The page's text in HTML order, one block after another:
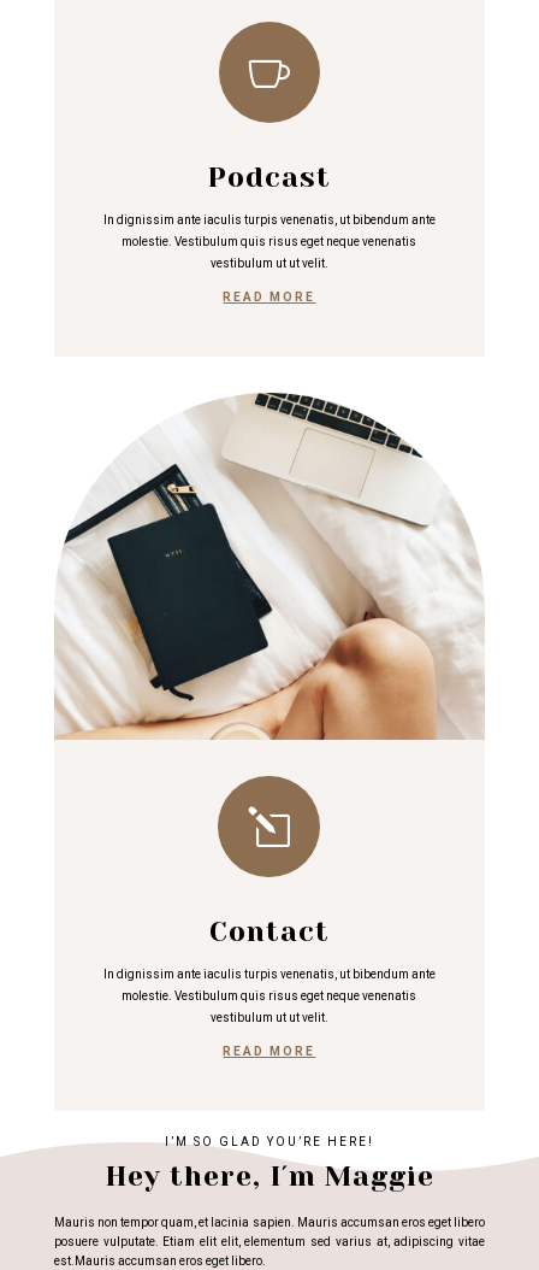

Podcast
In dignissim ante iaculis turpis venenatis, ut bibendum ante
molestie. Vestibulum quis risus eget neque venenatis
vestibulum ut ut velit.
READ MORE
l
Contact
In dignissim ante iaculis turpis venenatis, ut bibendum ante
molestie. Vestibulum quis risus eget neque venenatis
vestibulum ut ut velit.
READ MORE
I’M SO GLAD YOU’RE HERE!
Hey there, I´m Maggie
Mauris non tempor quam, et lacinia sapien. Mauris accumsan eros eget libero
posuere vulputate. Etiam elit elit, elementum sed varius at, adipiscing vitae
est.Mauris accumsan eros eget libero.